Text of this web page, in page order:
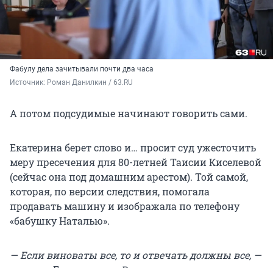
Фабулу дела зачитывали почти два часа
Источник: Роман Данилкин / 63.RU
А потом подсудимые начинают говорить сами.
Екатерина берет слово и… просит суд ужесточить
меру пресечения для80-летнейТаисии Киселевой
(сейчас она под домашним арестом). Той самой,
которая, по версии следствия, помогала
продавать машину и изображала по телефону
«бабушку Наталью».
— Если виноваты все, то и отвечать должны все, —